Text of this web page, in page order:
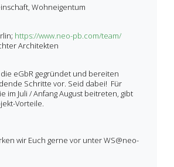
Wohneigentum
https://www.neo-pb.com/team/
Architekten
eGbR gegründet und bereiten
Schritte vor. Seid dabei! Für
im Juli / Anfang August beitreten, gibt
Vorteile.
wir Euch gerne vor unter WS@neo-